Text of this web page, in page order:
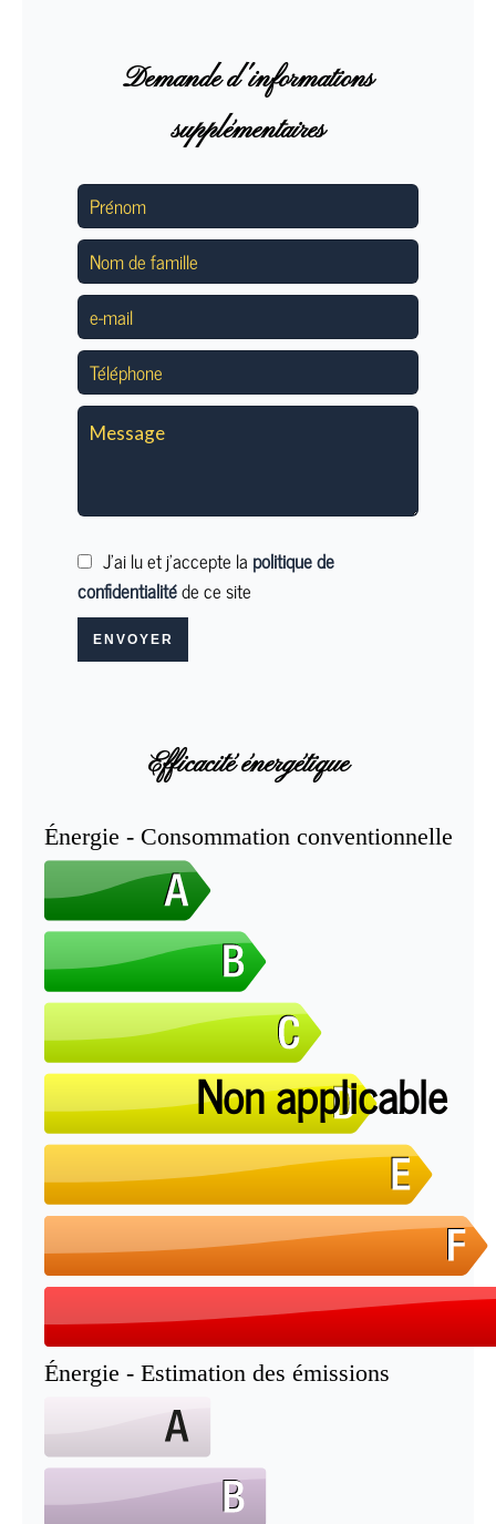
Demande d'informations
supplémentaires
J’ai lu et j'accepte la politique de
confidentialitéde ce site
ENVOYER
Efficacité énergétique
Énergie - Consommation conventionnelle
Non applicable
Énergie - Estimation des émissions